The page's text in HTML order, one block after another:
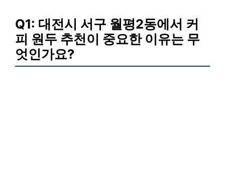
Q1: 대전시 서구 월평2동에서 커
피 원두 추천이 중요한 이유는 무
엇인가요?